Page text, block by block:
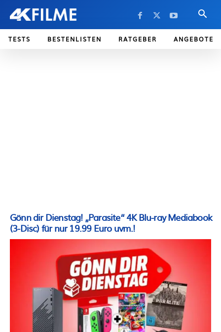
TESTS BESTENLISTEN RATGEBER ANGEBOTE
Gönn dir Dienstag! „Parasite“ 4K Blu-ray Mediabook
(3-Disc) für nur 19.99 Euro uvm.!